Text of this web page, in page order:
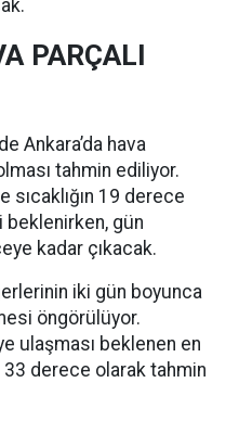
PARÇALI
Ankara’da hava
tahmin ediliyor.
19 derece
gün
kadar çıkacak.
iki gün boyunca
öngörülüyor.
ulaşması beklenen en
33 derece olarak tahmin